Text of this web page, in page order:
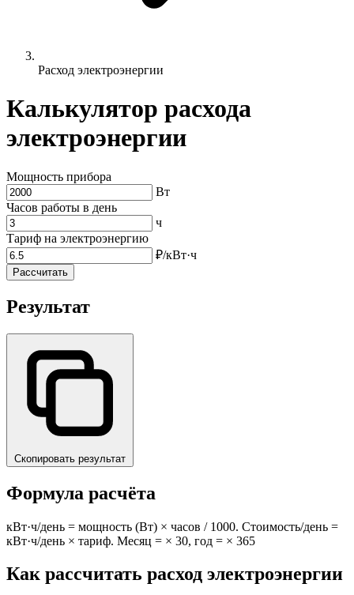
Расход электроэнергии
Калькулятор расхода
электроэнергии
Мощность прибора
Вт
Часов работы в день
ч
Тариф на электроэнергию
₽/кВт·ч
Рассчитать
Результат
Скопировать результат
Формула расчёта
кВт·ч/день = мощность (Вт) × часов / 1000. Стоимость/день =
кВт·ч/день × тариф. Месяц = × 30, год = × 365
Как рассчитать расход электроэнергии